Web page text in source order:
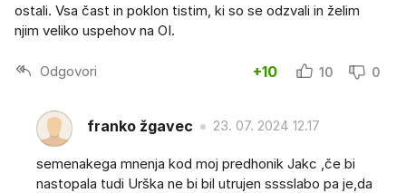
ostali. Vsa čast in poklon tistim, ki so se odzvali in želim
njim veliko uspehov na OI.
Odgovori +10 10 0
franko žgavec 23. 07. 2024 12.17
semenakega mnenja kod moj predhonik Jakc ,če bi
nastopala tudi Urška ne bi bil utrujen sssslabo pa je,da